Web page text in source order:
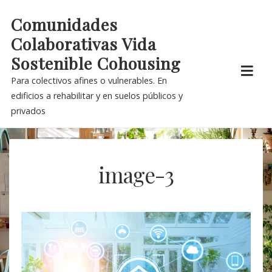
content
Comunidades
Colaborativas Vida
Sostenible Cohousing
Para colectivos afines o vulnerables. En
edificios a rehabilitar y en suelos públicos y
privados
image-3